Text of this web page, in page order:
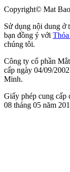
Copyright© Mat
Sử dụng nội dung ở
bạn đồng ý với
chúng tôi.
Công ty cổ phần
cấp ngày 04/09/
Minh.
Giấy phép cung
08 tháng 05 năm